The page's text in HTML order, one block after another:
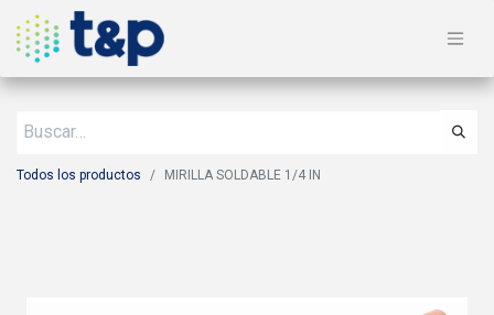
Todos los productos MIRILLA SOLDABLE 1/4 IN